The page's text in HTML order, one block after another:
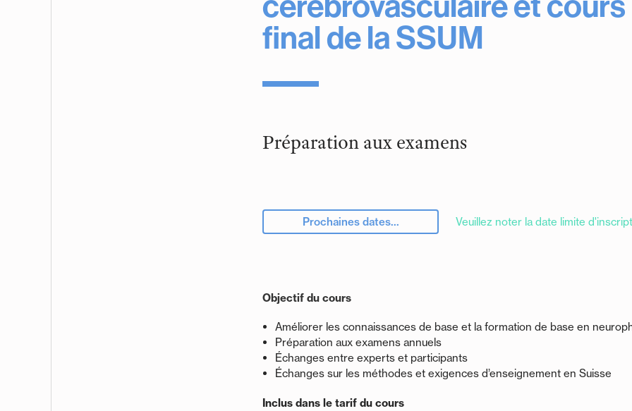
final de la SSUM
Préparation aux examens
Prochaines dates... Veuillez noter la date limite
Objectif du cours
Améliorer les connaissances de base et la formation de base en
Préparation aux examens annuels
Échanges entre experts et participants
Échanges sur les méthodes et exigences d’enseignement en Suisse
Inclus dans le tarif du cours